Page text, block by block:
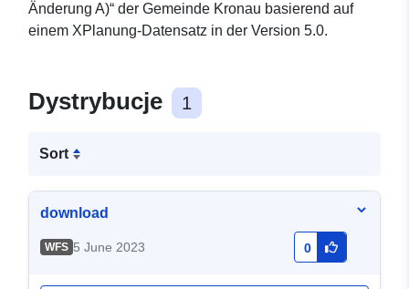
Änderung A)“ der Gemeinde Kronau basierend auf
einem XPlanung-Datensatz in der Version 5.0.
Dystrybucje 1
Sort
download
WFS 5 June 2023 0